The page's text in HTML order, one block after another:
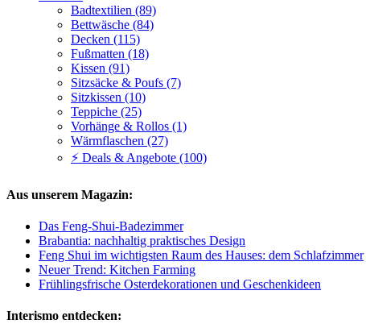
Badtextilien (89)
Bettwäsche (84)
Decken (115)
Fußmatten (18)
Kissen (91)
Sitzsäcke & Poufs (7)
Sitzkissen (10)
Teppiche (25)
Vorhänge & Rollos (1)
Wärmflaschen (27)
⚡ Deals & Angebote (100)
Aus unserem Magazin:
Das Feng-Shui-Badezimmer
Brabantia: nachhaltig praktisches Design
Feng Shui im wichtigsten Raum des Hauses: dem Schlafzimmer
Neuer Trend: Kitchen Farming
Frühlingsfrische Osterdekorationen und Geschenkideen
Interismo entdecken: